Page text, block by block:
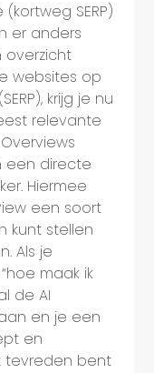
SERP)
er anders
overzicht
websites op
krijg je nu
relevante
een directe
Hiermee
een soort
kunt stellen
Als je
maak ik
de AI
en je een
en
tevreden bent